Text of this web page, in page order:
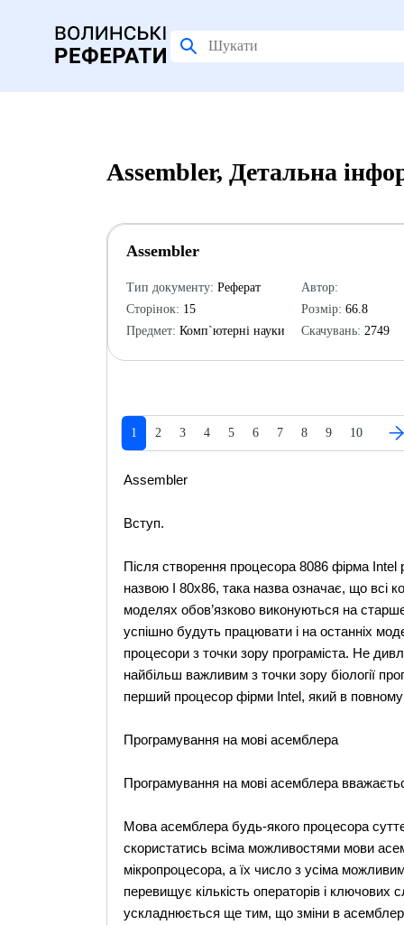
Assembler, Детальна
Assembler
Тип документу: Реферат
Сторінок: 15
Предмет: Комп`ютерні науки
Автор:
Розмір: 66.8
Скачувань: 2749
1 2 3 4 5 6 7 8 9 10
Assembler
Вступ.
Після створення процесора 8086 фірма Intel
назвою I 80x86, така назва означає, що всі
моделях обов’язково виконуються на
успішно будуть працювати і на останніх
процесори з точки зору програміста. Не
найбільш важливим з точки зору біології
перший процесор фірми Intel, який в повному
Програмування на мові асемблера
Програмування на мові асемблера
Мова асемблера будь-якого процесора
скористатись всіма можливостями мови
мікропроцесора, а їх число з усіма
перевищує кількість операторів і ключових
ускладнюється ще тим, що зміни в